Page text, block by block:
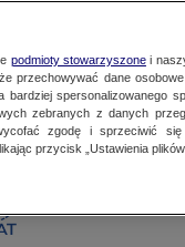
podmioty stowarzyszonei
przechowywać dane
spersonalizowanego
zebranych z danych
zgodę i sprzeciwić
przycisk „Ustawienia plików